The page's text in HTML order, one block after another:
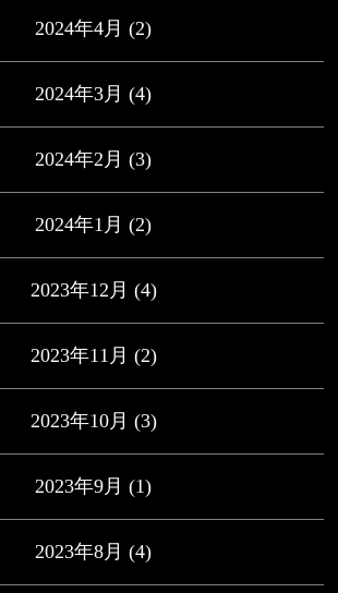
2024年4月 (2)
2024年3月 (4)
2024年2月 (3)
2024年1月 (2)
2023年12月 (4)
2023年11月 (2)
2023年10月 (3)
2023年9月 (1)
2023年8月 (4)